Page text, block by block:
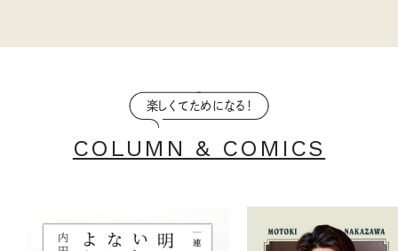
楽しくてためになる！
COLUMN & COMICS